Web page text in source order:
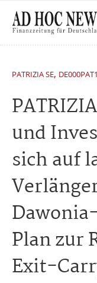
PATRIZIA SE,
und
sich auf
Plan zur
Exit-